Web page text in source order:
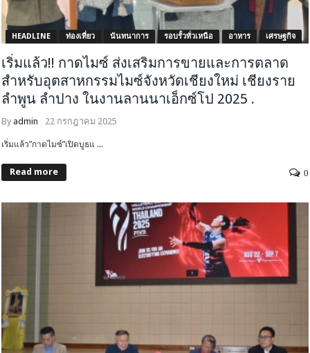
HEADLINE ท่องเที่ยว นันทนาการ รอบรั้วทั่วเหนือ อาหาร เศรษฐกิจ
เริ่มแล้ว!! กาดไมซ์ ส่งเสริมการขายและการตลาด
สำหรับอุตสาหกรรมไมซ์จังหวัดเชียงใหม่ เชียงราย
ลำพูน ลำปาง ในงานลานนาเอ็กซ์โป 2025 .
By admin 22 กรกฎาคม 2025
เริ่มแล้ว”กาดไมซ์”เปิดบูธแ ...
Read more 0